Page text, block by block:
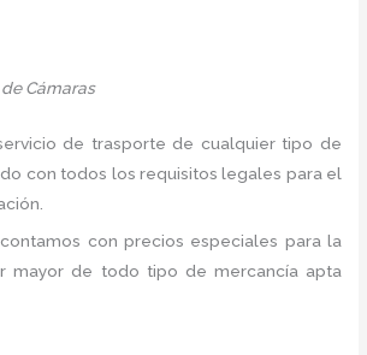
Cámaras
de trasporte de cualquier tipo de
con todos los requisitos legales para el
con precios especiales para la
mayor de todo tipo de mercancía apta